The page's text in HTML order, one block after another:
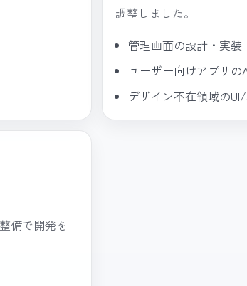
調整しました。
管理画面の設計・実装
ユーザー向けアプリの
デザイン不在領域の
備で開発を